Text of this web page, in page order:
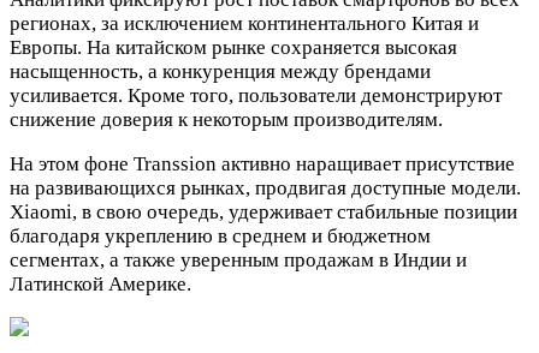
регионах, за исключением континентального Китая и
Европы. На китайском рынке сохраняется высокая
насыщенность, а конкуренция между брендами
усиливается. Кроме того, пользователи демонстрируют
снижение доверия к некоторым производителям.
На этом фоне Transsion активно наращивает присутствие
на развивающихся рынках, продвигая доступные модели.
Xiaomi, в свою очередь, удерживает стабильные позиции
благодаря укреплению в среднем и бюджетном
сегментах, а также уверенным продажам в Индии и
Латинской Америке.